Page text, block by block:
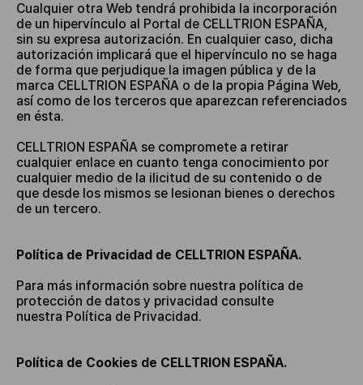
Cualquier otra Web tendrá prohibida la incorporación
de un hipervínculo al Portal de CELLTRION ESPAÑA,
sin su expresa autorización. En cualquier caso, dicha
autorización implicará que el hipervínculo no se haga
de forma que perjudique la imagen pública y de la
marca CELLTRION ESPAÑA o de la propia Página Web,
así como de los terceros que aparezcan referenciados
en ésta.
CELLTRION ESPAÑA se compromete a retirar
cualquier enlace en cuanto tenga conocimiento por
cualquier medio de la ilicitud de su contenido o de
que desde los mismos se lesionan bienes o derechos
de un tercero.
Política de Privacidad de CELLTRION ESPAÑA.
Para más información sobre nuestra política de
protección de datos y privacidad consulte
nuestra Política de Privacidad.
Política de Cookies de CELLTRION ESPAÑA.